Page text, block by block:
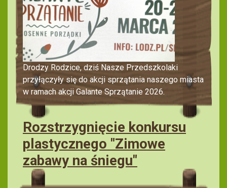
Drodzy Rodzice, dziś Nasze Przedszkolaki
przyłączyły się do akcji sprzątania naszego miasta
w ramach akcji Galante Sprzątanie 2026.
Rozstrzygnięcie konkursu
plastycznego "Zimowe
zabawy na śniegu"